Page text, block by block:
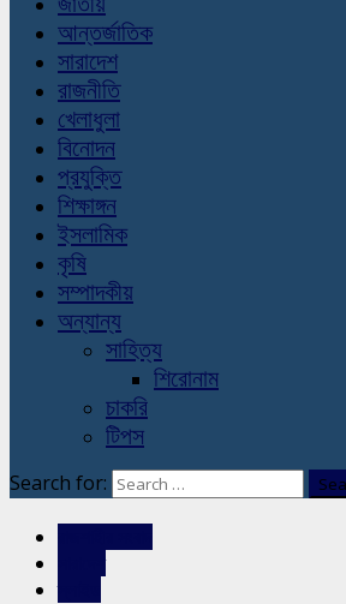
আন্তর্জাতিক
সারাদেশ
রাজনীতি
খেলাধুলা
বিনোদন
প্রযুক্তি
শিক্ষাঙ্গন
ইসলামিক
কৃষি
সম্পাদকীয়
অন্যান্য
সাহিত্য
শিরোনাম
চাকরি
টিপস
Search for: